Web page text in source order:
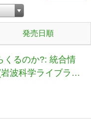
発売日順
くるのか?: 統合情
波科学ライブラリ